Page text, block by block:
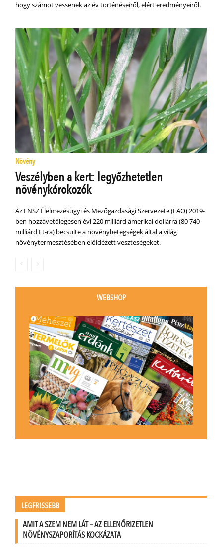
hogy számot vessenek az év történéseiről, elért eredményeiről.
Növény
Veszélyben a kert: legyőzhetetlen
növénykórokozók
Az ENSZ Élelmezésügyi és Mezőgazdasági Szervezete (FAO) 2019-
ben hozzávetőlegesen évi 220 milliárd amerikai dollárra (80 740
milliárd Ft-ra) becsülte a növénybetegségek által a világ
növénytermesztésében előidézett veszteségeket.
WEBSHOP
LEGFRISSEBB
AMIT A SZEM NEM LÁT – AZ ELLENŐRIZETLEN
NÖVÉNYSZAPORÍTÁS KOCKÁZATA